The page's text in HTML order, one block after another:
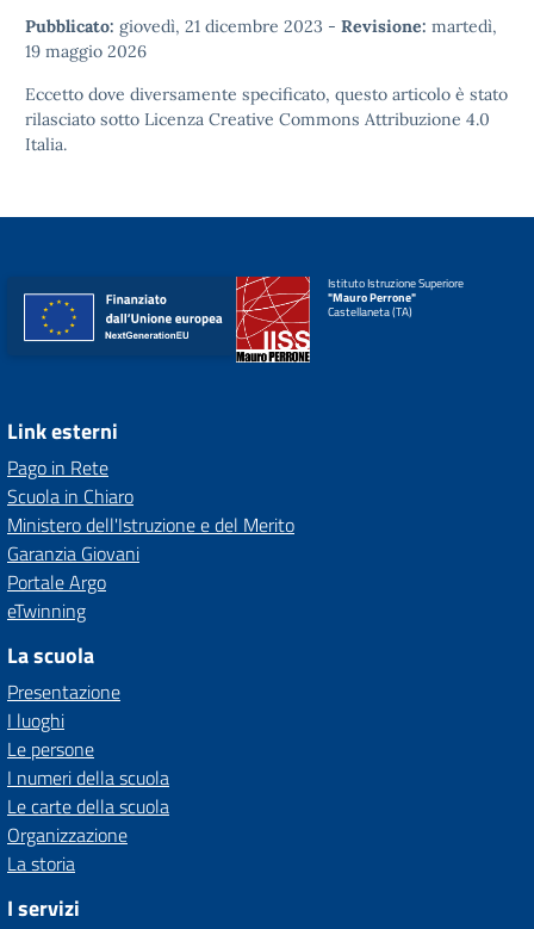
Pubblicato: giovedì, 21 dicembre 2023 - Revisione: martedì,
19 maggio 2026
Eccetto dove diversamente specificato, questo articolo è stato
rilasciato sotto Licenza Creative Commons Attribuzione 4.0
Italia.
Istituto Istruzione Superiore
"Mauro Perrone"
Castellaneta (TA)
Link esterni
Pago in Rete
Scuola in Chiaro
Ministero dell'Istruzione e del Merito
Garanzia Giovani
Portale Argo
eTwinning
La scuola
Presentazione
I luoghi
Le persone
I numeri della scuola
Le carte della scuola
Organizzazione
La storia
I servizi